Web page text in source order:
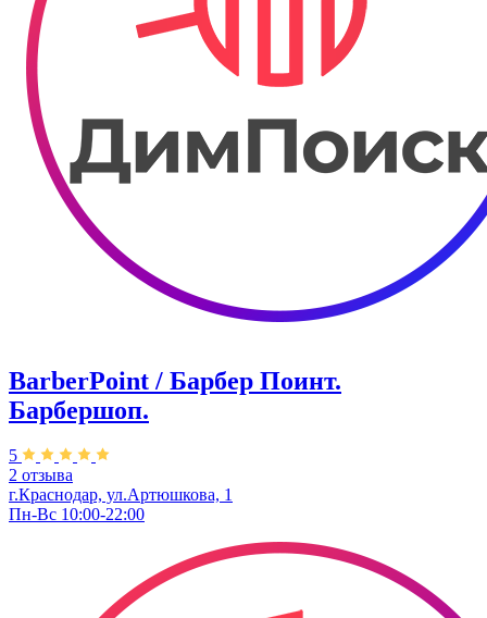
BarberPoint / Барбер Поинт.
Барбершоп.
5
2 отзыва
г.Краснодар, ул.Артюшкова, 1
Пн-Вс 10:00-22:00